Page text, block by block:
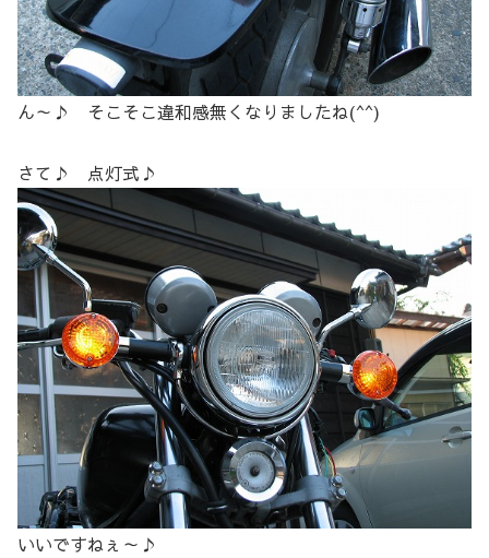
ん～♪ そこそこ違和感無くなりましたね(^^)
さて♪ 点灯式♪
いいですねぇ～♪